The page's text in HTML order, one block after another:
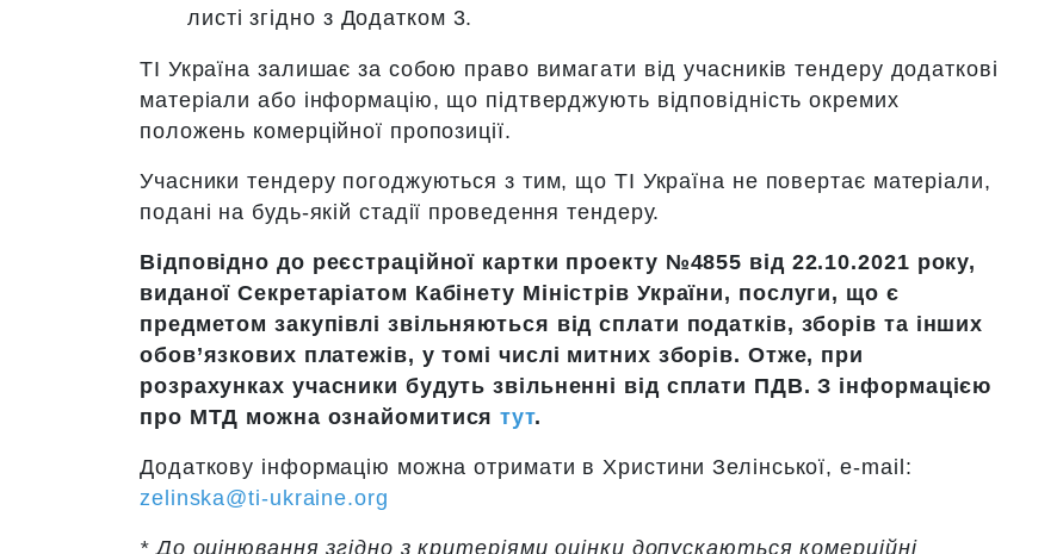
листі згідно з Додатком 3.
TI Україна залишає за собою право вимагати від учасників тендеру додаткові
матеріали або інформацію, що підтверджують відповідність окремих
положень комерційної пропозиції.
Учасники тендеру погоджуються з тим, що TI Україна не повертає матеріали,
подані на будь-якій стадії проведення тендеру.
Відповідно до реєстраційної картки проекту №4855 від 22.10.2021 року,
виданої Секретаріатом Кабінету Міністрів України, послуги, що є
предметом закупівлі звільняються від сплати податків, зборів та інших
обов’язкових платежів, у томі числі митних зборів. Отже, при
розрахунках учасники будуть звільненні від сплати ПДВ. З інформацією
про МТД можна ознайомитисятут.
Додаткову інформацію можна отримати в Христини Зелінської, е-mail:
zelinska@ti-ukraine.org
* До оцінювання згідно з критеріями оцінки допускаються комерційні